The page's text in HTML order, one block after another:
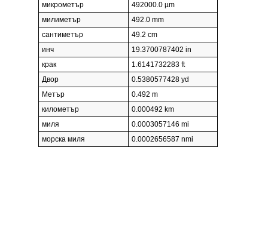
микрометър
492000.0 µm
милиметър
492.0 mm
сантиметър
49.2 cm
инч
19.3700787402 in
крак
1.6141732283 ft
Двор
0.5380577428 yd
Метър
0.492 m
километър
0.000492 km
миля
0.0003057146 mi
морска миля
0.0002656587 nmi